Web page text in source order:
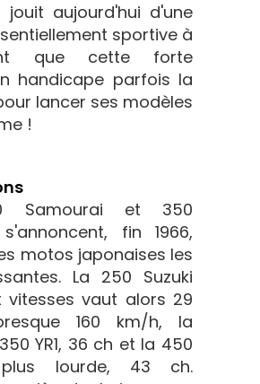
jouit aujourd'hui d'une
sportive à
que cette forte
handicape parfois la
lancer ses modèles
!
Samourai et 350
fin 1966,
motos japonaises les
La 250 Suzuki
vitesses vaut alors 29
160 km/h, la
YR1, 36 ch et la 450
plus lourde, 43 ch.